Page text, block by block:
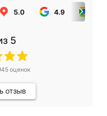
5.0 4.9
5
оценок
отзыв